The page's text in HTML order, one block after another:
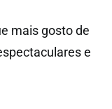
mais gosto de
e